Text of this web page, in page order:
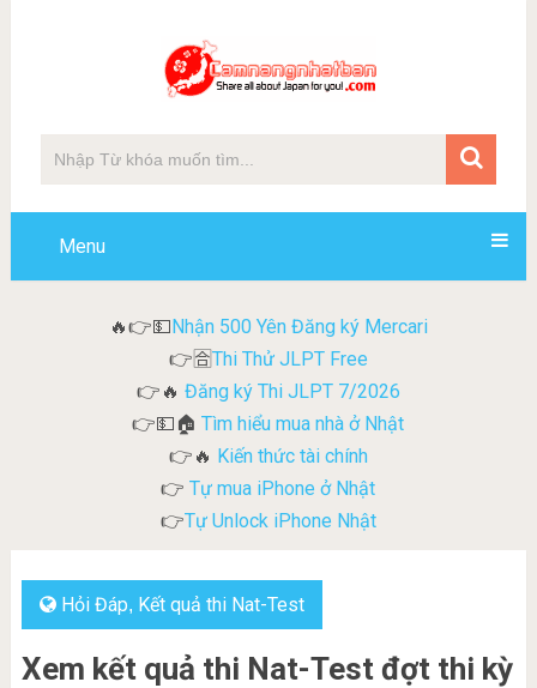
Menu
🔥👉💵Nhận 500 Yên Đăng ký Mercari
👉🈴Thi Thử JLPT Free
👉🔥 Đăng ký Thi JLPT 7/2026
👉💵🏠Tìm hiểu mua nhà ở Nhật
👉🔥 Kiến thức tài chính
👉 Tự mua iPhone ở Nhật
👉Tự Unlock iPhone Nhật
Hỏi Đáp, Kết quả thi Nat-Test
Xem kết quả thi Nat-Test đợt thi kỳ